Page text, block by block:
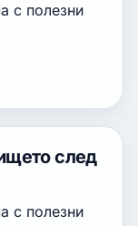
с полезни
след
с полезни